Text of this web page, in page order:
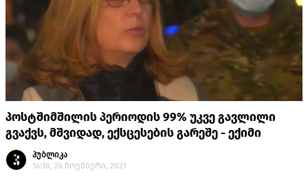
პოსტშიმშილის პერიოდის 99% უკვე გავლილი
გვაქვს, მშვიდად, ექსცესების გარეშე - ექიმი
პუბლიკა
16:18, 26 ნოემბერი, 2021